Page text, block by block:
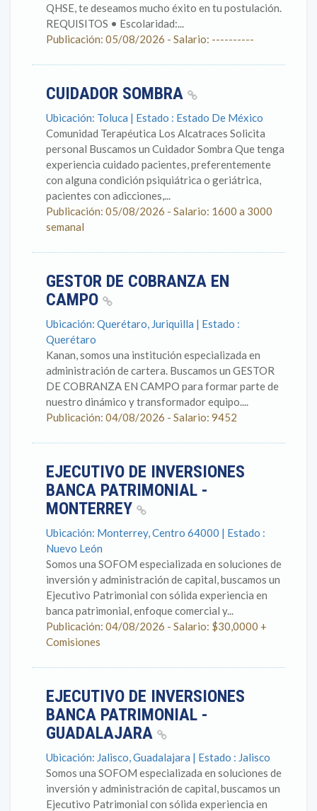
QHSE, te deseamos mucho éxito en tu postulación.
REQUISITOS • Escolaridad:...
Publicación: 05/08/2026 - Salario: ----------
CUIDADOR SOMBRA
Ubicación: Toluca | Estado : Estado De México
Comunidad Terapéutica Los Alcatraces Solicita
personal Buscamos un Cuidador Sombra Que tenga
experiencia cuidado pacientes, preferentemente
con alguna condición psiquiátrica o geriátrica,
pacientes con adicciones,...
Publicación: 05/08/2026 - Salario: 1600 a 3000
semanal
GESTOR DE COBRANZA EN
CAMPO
Ubicación: Querétaro, Juriquilla | Estado :
Querétaro
Kanan, somos una institución especializada en
administración de cartera. Buscamos un GESTOR
DE COBRANZA EN CAMPO para formar parte de
nuestro dinámico y transformador equipo....
Publicación: 04/08/2026 - Salario: 9452
EJECUTIVO DE INVERSIONES
BANCA PATRIMONIAL -
MONTERREY
Ubicación: Monterrey, Centro 64000 | Estado :
Nuevo León
Somos una SOFOM especializada en soluciones de
inversión y administración de capital, buscamos un
Ejecutivo Patrimonial con sólida experiencia en
banca patrimonial, enfoque comercial y...
Publicación: 04/08/2026 - Salario: $30,0000 +
Comisiones
EJECUTIVO DE INVERSIONES
BANCA PATRIMONIAL -
GUADALAJARA
Ubicación: Jalisco, Guadalajara | Estado : Jalisco
Somos una SOFOM especializada en soluciones de
inversión y administración de capital, buscamos un
Ejecutivo Patrimonial con sólida experiencia en